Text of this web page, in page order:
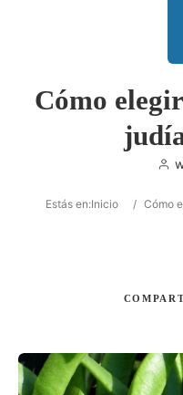
Cómo
Estás en:Inicio / Cómo